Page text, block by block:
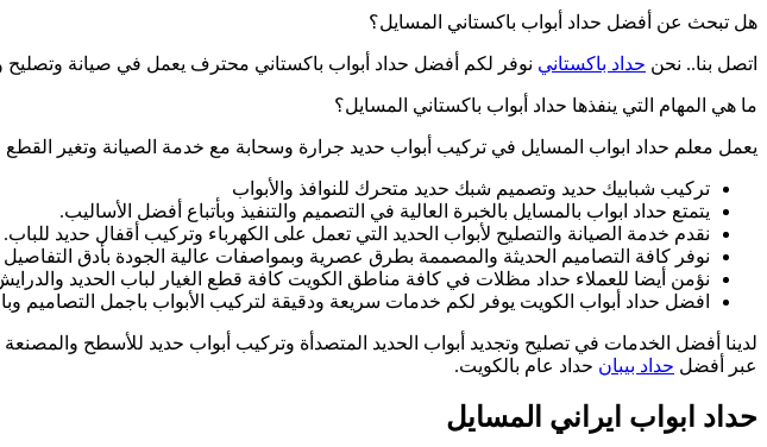
هل تبحث عن أفضل حداد أبواب باكستاني المسايل؟
اتصل بنا.. نحن حداد باكستاني نوفر لكم أفضل حداد أبواب باكستاني محترف يعمل في صيانة وتصليح
ما هي المهام التي ينفذها حداد أبواب باكستاني المسايل؟
يعمل معلم حداد ابواب المسايل في تركيب أبواب حديد جرارة وسحابة مع خدمة الصيانة وتغير القطع
تركيب شبابيك حديد وتصميم شبك حديد متحرك للنوافذ والأبواب
يتمتع حداد ابواب بالمسايل بالخبرة العالية في التصميم والتنفيذ وبأتباع أفضل الأساليب.
نقدم خدمة الصيانة والتصليح لأبواب الحديد التي تعمل على الكهرباء وتركيب أقفال حديد للباب.
نوفر كافة التصاميم الحديثة والمصممة بطرق عصرية وبمواصفات عالية الجودة بأدق
نؤمن أيضا للعملاء حداد مظلات في كافة مناطق الكويت كافة قطع الغيار لباب الحديد
افضل حداد أبواب الكويت يوفر لكم خدمات سريعة ودقيقة لتركيب الأبواب باجمل التصاميم
لدينا أفضل الخدمات في تصليح وتجديد أبواب الحديد المتصدأة وتركيب أبواب حديد للأسطح
عبر أفضل حداد بيبان حداد عام بالكويت.
حداد ابواب ايراني المسايل